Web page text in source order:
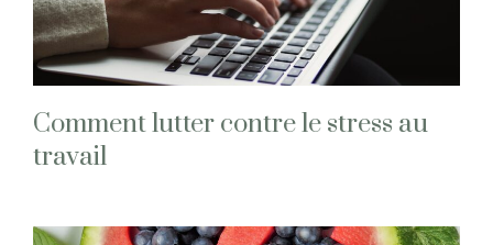
Comment lutter contre le stress au
travail